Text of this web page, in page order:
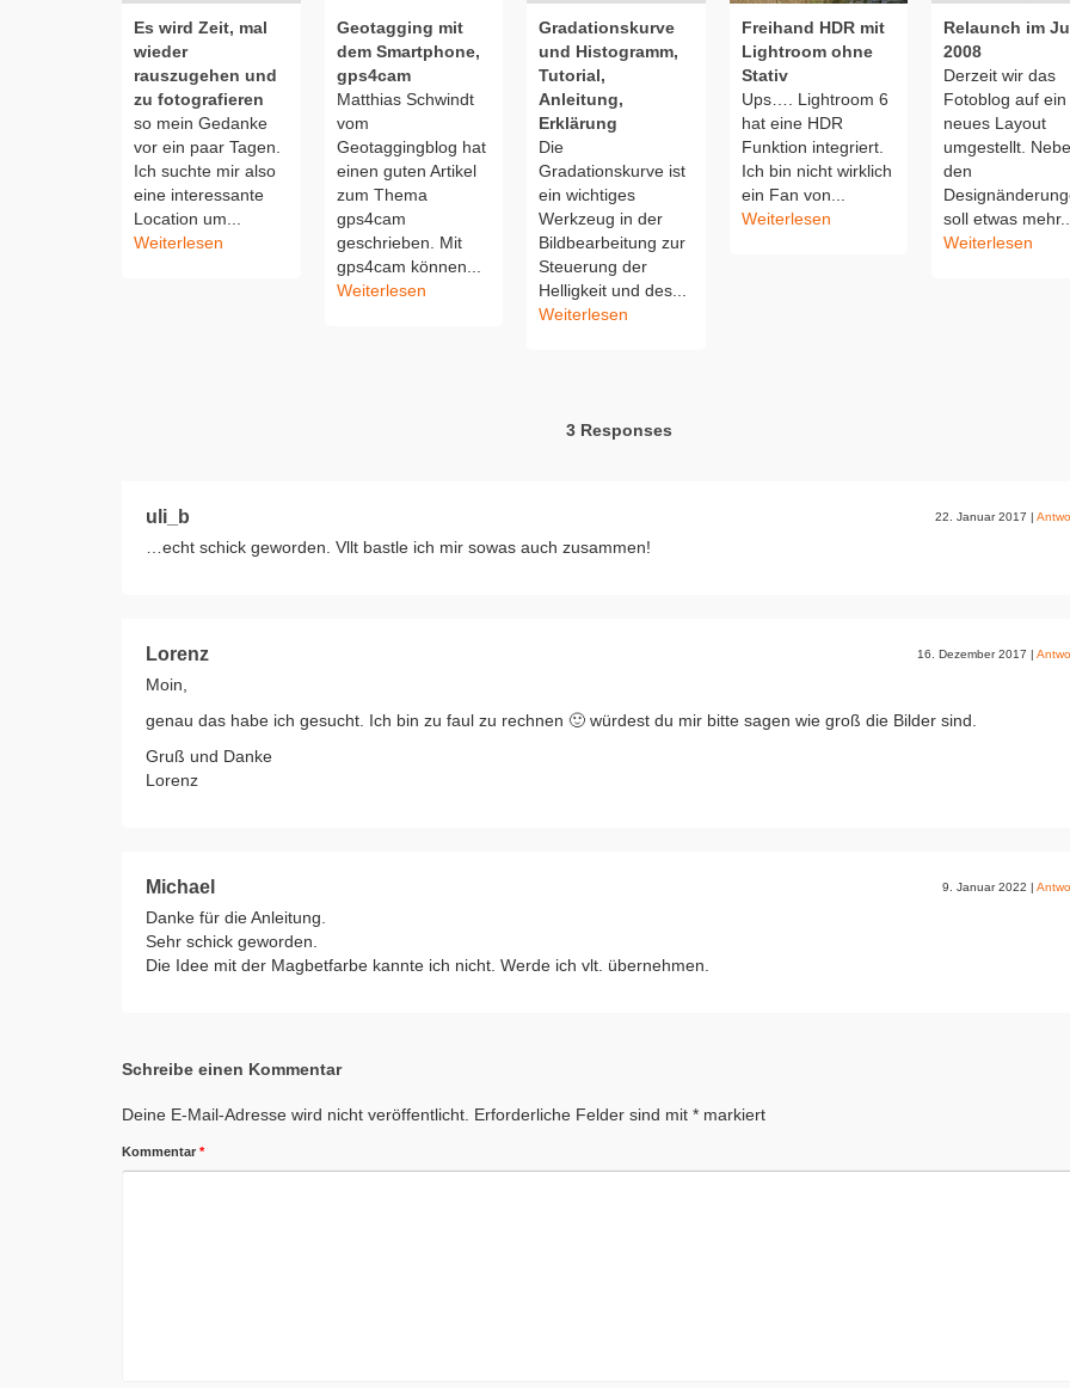
Es wird Zeit, mal
wieder
rauszugehen und
zu fotografieren
so mein Gedanke
vor ein paar Tagen.
Ich suchte mir also
eine interessante
Location um...
Weiterlesen
Geotagging mit
dem Smartphone,
gps4cam
Matthias Schwindt
vom
Geotaggingblog hat
einen guten Artikel
zum Thema
gps4cam
geschrieben. Mit
gps4cam können...
Weiterlesen
Gradationskurve
und Histogramm,
Tutorial,
Anleitung,
Erklärung
Die
Gradationskurve ist
ein wichtiges
Werkzeug in der
Bildbearbeitung zur
Steuerung der
Helligkeit und des...
Weiterlesen
Freihand HDR mit
Lightroom ohne
Stativ
Ups…. Lightroom 6
hat eine HDR
Funktion integriert.
Ich bin nicht wirklich
ein Fan von...
Weiterlesen
Relaunch im
2008
Derzeit wir das
Fotoblog auf ein
neues Layout
umgestellt.
den
soll etwas
Weiterlesen
3 Responses
uli_b 22. Januar 2017 |
…echt schick geworden. Vllt bastle ich mir sowas auch zusammen!
Lorenz 16. Dezember 2017 |
Moin,
genau das habe ich gesucht. Ich bin zu faul zu rechnen 🙂 würdest du mir bitte sagen wie groß die Bilder sind.
Gruß und Danke
Lorenz
Michael 9. Januar 2022 |
Danke für die Anleitung.
Sehr schick geworden.
Die Idee mit der Magbetfarbe kannte ich nicht. Werde ich vlt. übernehmen.
Schreibe einen Kommentar
Deine E-Mail-Adresse wird nicht veröffentlicht. Erforderliche Felder sind mit * markiert
Kommentar *